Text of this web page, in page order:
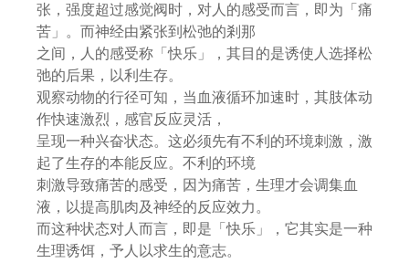
张，强度超过感觉阀时，对人的感受而言，即为「痛
苦」。而神经由紧张到松弛的剎那
之间，人的感受称「快乐」，其目的是诱使人选择松
弛的后果，以利生存。
观察动物的行径可知，当血液循环加速时，其肢体动
作快速激烈，感官反应灵活，
呈现一种兴奋状态。这必须先有不利的环境刺激，激
起了生存的本能反应。不利的环境
刺激导致痛苦的感受，因为痛苦，生理才会调集血
液，以提高肌肉及神经的反应效力。
而这种状态对人而言，即是「快乐」，它其实是一种
生理诱饵，予人以求生的意志。